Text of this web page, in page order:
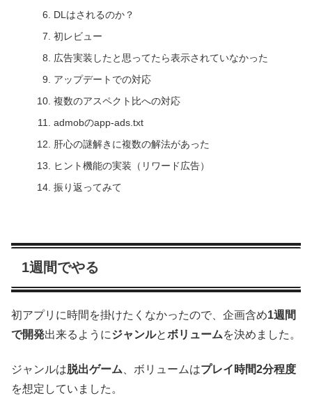
DLはされるのか？
初レビュー
広告実装したと思ってたら表示されていなかった
アップデートでの対応
複数のアスペクト比への対応
admobのapp-ads.txt
肝心の謎解きに複数の解法があった
ヒント機能の実装（リワード広告）
振り返ってみて
1週間でやる
初アプリに時間を掛けたくなかったので、企画含め1週間
で開発出来るようにジャンルとボリュームを決めました。
ジャンルは脱出ゲーム 、ボリュームはプレイ時間2分程度
を想定していました。